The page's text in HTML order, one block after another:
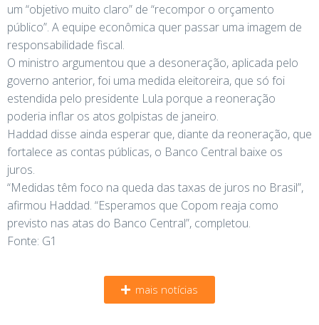
um “objetivo muito claro” de “recompor o orçamento
público”. A equipe econômica quer passar uma imagem de
responsabilidade fiscal.
O ministro argumentou que a desoneração, aplicada pelo
governo anterior, foi uma medida eleitoreira, que só foi
estendida pelo presidente Lula porque a reoneração
poderia inflar os atos golpistas de janeiro.
Haddad disse ainda esperar que, diante da reoneração, que
fortalece as contas públicas, o Banco Central baixe os
juros.
“Medidas têm foco na queda das taxas de juros no Brasil”,
afirmou Haddad. “Esperamos que Copom reaja como
previsto nas atas do Banco Central”, completou.
Fonte: G1
mais notícias